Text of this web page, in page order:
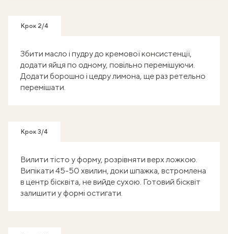
Крок 2/4
Збити масло і пудру до кремової консистенції,
додати яйця по одному, повільно перемішуючи.
Додати борошно і цедру лимона, ще раз ретельно
перемішати.
Крок 3/4
Вилити тісто у форму, розрівняти верх ложкою.
Випікати 45-50 хвилин, доки шпажка, встромлена
в центр бісквіта, не вийде сухою. Готовий бісквіт
залишити у формі остигати.